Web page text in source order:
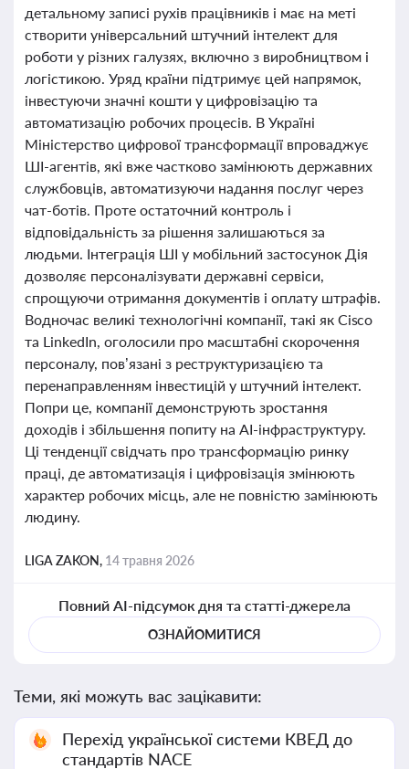
детальному записі рухів працівників і має на меті
створити універсальний штучний інтелект для
роботи у різних галузях, включно з виробництвом і
логістикою. Уряд країни підтримує цей напрямок,
інвестуючи значні кошти у цифровізацію та
автоматизацію робочих процесів. В Україні
Міністерство цифрової трансформації впроваджує
ШІ-агентів, які вже частково замінюють державних
службовців, автоматизуючи надання послуг через
чат-ботів. Проте остаточний контроль і
відповідальність за рішення залишаються за
людьми. Інтеграція ШІ у мобільний застосунок Дія
дозволяє персоналізувати державні сервіси,
спрощуючи отримання документів і оплату штрафів.
Водночас великі технологічні компанії, такі як Cisco
та LinkedIn, оголосили про масштабні скорочення
персоналу, пов’язані з реструктуризацією та
перенаправленням інвестицій у штучний інтелект.
Попри це, компанії демонструють зростання
доходів і збільшення попиту на AI-інфраструктуру.
Ці тенденції свідчать про трансформацію ринку
праці, де автоматизація і цифровізація змінюють
характер робочих місць, але не повністю замінюють
людину.
LIGA ZAKON, 14 травня 2026
Повний AI-підсумок дня та статті-джерела
ОЗНАЙОМИТИСЯ
Теми, які можуть вас зацікавити:
Перехід української системи КВЕД до
стандартів NACE